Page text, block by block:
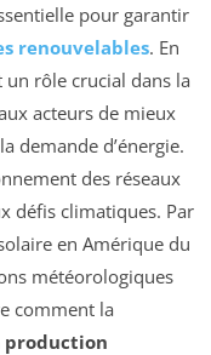
pour garantir
renouvelables. En
rôle crucial dans la
acteurs de mieux
demande d’énergie.
des réseaux
défis climatiques. Par
en Amérique du
météorologiques
comment la
production